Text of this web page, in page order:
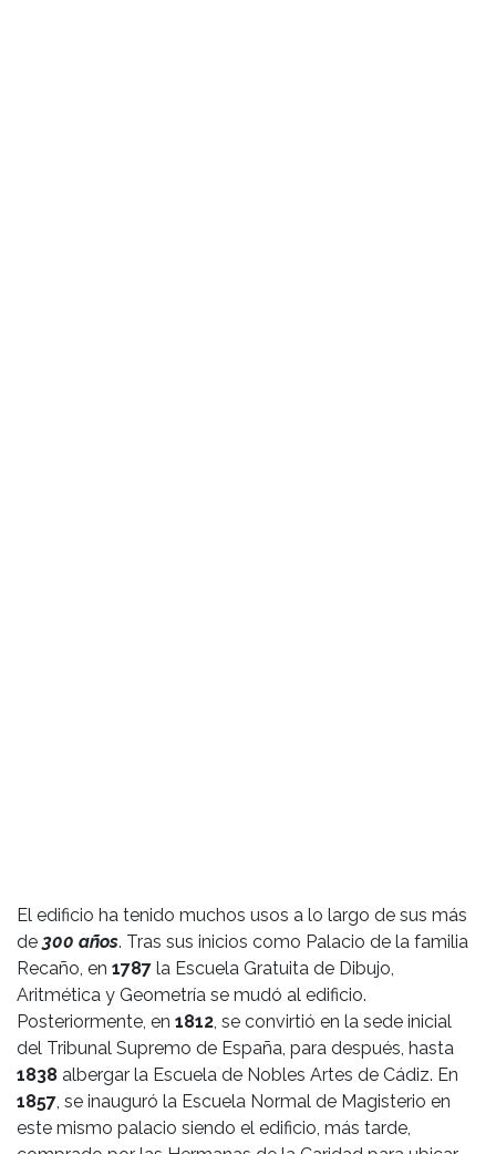
El edificio ha tenido muchos usos a lo largo de sus más
de 300 años. Tras sus inicios como Palacio de la familia
Recaño, en 1787 la Escuela Gratuita de Dibujo,
Aritmética y Geometría se mudó al edificio.
Posteriormente, en 1812 , se convirtió en la sede inicial
del Tribunal Supremo de España, para después, hasta
1838 albergar la Escuela de Nobles Artes de Cádiz. En
1857 , se inauguró la Escuela Normal de Magisterio en
este mismo palacio siendo el edificio, más tarde,